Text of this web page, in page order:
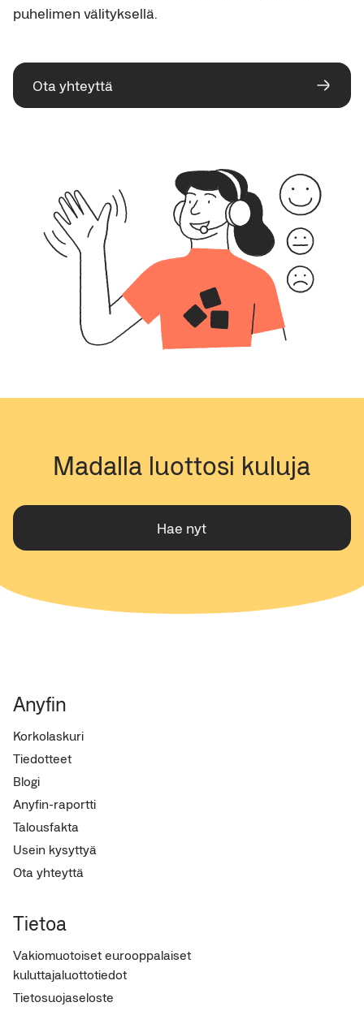
puhelimen välityksellä.
Ota yhteyttä
Madalla luottosi kuluja
Hae nyt
Anyfin
Korkolaskuri
Tiedotteet
Blogi
Anyfin-raportti
Talousfakta
Usein kysyttyä
Ota yhteyttä
Tietoa
Vakiomuotoiset eurooppalaiset
kuluttajaluottotiedot
Tietosuojaseloste